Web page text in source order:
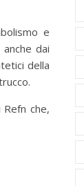
e
dai
della
Refn che,